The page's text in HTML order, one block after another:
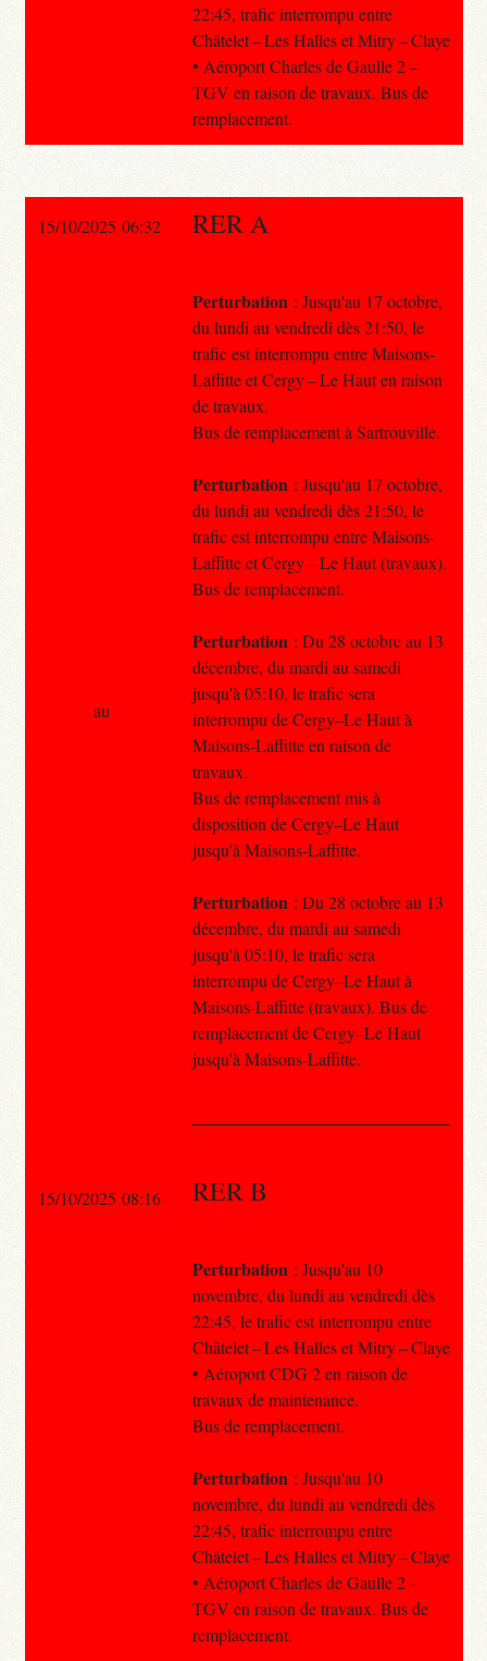
22:45, trafic interrompu entre
Châtelet – Les Halles et Mitry – Claye
• Aéroport Charles de Gaulle 2 –
TGV en raison de travaux. Bus de
remplacement.
15/10/2025 06:32 RER A
Perturbation : Jusqu'au 17 octobre,
du lundi au vendredi dès 21:50, le
trafic est interrompu entre Maisons-
Laffitte et Cergy – Le Haut en raison
de travaux.
Bus de remplacement à Sartrouville.
Perturbation : Jusqu'au 17 octobre,
du lundi au vendredi dès 21:50, le
trafic est interrompu entre Maisons-
Laffitte et Cergy – Le Haut (travaux).
Bus de remplacement.
Perturbation : Du 28 octobre au 13
décembre, du mardi au samedi
jusqu'à 05:10, le trafic sera
interrompu de Cergy–Le Haut à
Maisons-Laffitte en raison de
travaux.
Bus de remplacement mis à
disposition de Cergy–Le Haut
jusqu'à Maisons-Laffitte.
Perturbation : Du 28 octobre au 13
décembre, du mardi au samedi
jusqu'à 05:10, le trafic sera
interrompu de Cergy–Le Haut à
Maisons-Laffitte (travaux). Bus de
remplacement de Cergy–Le Haut
jusqu'à Maisons-Laffitte.
RER B
Perturbation : Jusqu'au 10
novembre, du lundi au vendredi dès
22:45, le trafic est interrompu entre
Châtelet – Les Halles et Mitry – Claye
• Aéroport CDG 2 en raison de
travaux de maintenance.
Bus de remplacement.
Perturbation : Jusqu'au 10
novembre, du lundi au vendredi dès
22:45, trafic interrompu entre
Châtelet – Les Halles et Mitry – Claye
• Aéroport Charles de Gaulle 2 –
TGV en raison de travaux. Bus de
remplacement.
au
15/10/2025 08:16